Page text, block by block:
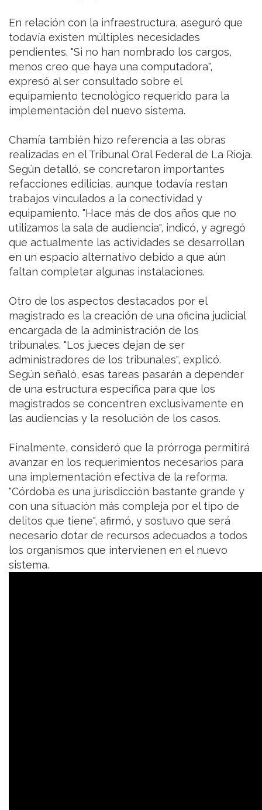
En relación con la infraestructura, aseguró que
todavía existen múltiples necesidades
pendientes. "Si no han nombrado los cargos,
menos creo que haya una computadora",
expresó al ser consultado sobre el
equipamiento tecnológico requerido para la
implementación del nuevo sistema.
Chamía también hizo referencia a las obras
realizadas en el Tribunal Oral Federal de La Rioja.
Según detalló, se concretaron importantes
refacciones edilicias, aunque todavía restan
trabajos vinculados a la conectividad y
equipamiento. "Hace más de dos años que no
utilizamos la sala de audiencia", indicó, y agregó
que actualmente las actividades se desarrollan
en un espacio alternativo debido a que aún
faltan completar algunas instalaciones.
Otro de los aspectos destacados por el
magistrado es la creación de una oficina judicial
encargada de la administración de los
tribunales. "Los jueces dejan de ser
administradores de los tribunales", explicó.
Según señaló, esas tareas pasarán a depender
de una estructura específica para que los
magistrados se concentren exclusivamente en
las audiencias y la resolución de los casos.
Finalmente, consideró que la prórroga permitirá
avanzar en los requerimientos necesarios para
una implementación efectiva de la reforma.
"Córdoba es una jurisdicción bastante grande y
con una situación más compleja por el tipo de
delitos que tiene", afirmó, y sostuvo que será
necesario dotar de recursos adecuados a todos
los organismos que intervienen en el nuevo
sistema.